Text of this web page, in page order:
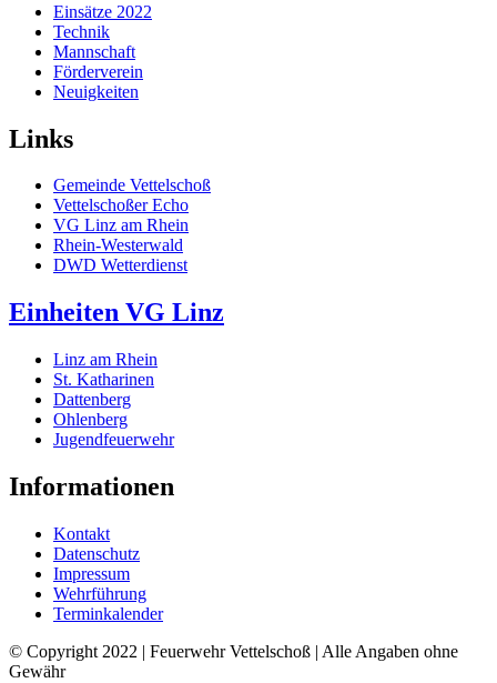
Einsätze 2022
Technik
Mannschaft
Förderverein
Neuigkeiten
Links
Gemeinde Vettelschoß
Vettelschoßer Echo
VG Linz am Rhein
Rhein-Westerwald
DWD Wetterdienst
Einheiten VG Linz
Linz am Rhein
St. Katharinen
Dattenberg
Ohlenberg
Jugendfeuerwehr
Informationen
Kontakt
Datenschutz
Impressum
Wehrführung
Terminkalender
© Copyright 2022 | Feuerwehr Vettelschoß | Alle Angaben ohne
Gewähr